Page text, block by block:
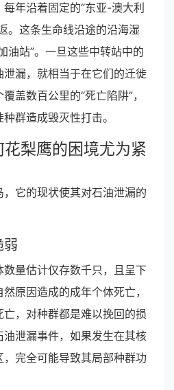
年沿着固定的“东亚-澳大利
。这条生命线沿途的沿海湿
油站”。一旦这些中转站中的
漏，就相当于在它们的迁徙
盖数百公里的“死亡陷阱”，
群造成毁灭性打击。
梨鹰的困境尤为紧
它的现状使其对石油泄漏的
弱
量估计仅存数千只，且呈下
原因造成的成年个体死亡，
，对种群都是难以挽回的损
泄漏事件，如果发生在其核
完全可能导致其局部种群功